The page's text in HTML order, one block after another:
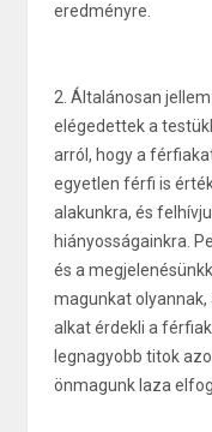
eredményre.
2. Általánosan
elégedettek a
arról, hogy a
egyetlen férfi is
alakunkra, és
hiányosságainkra.
és a
magunkat
alkat érdekli a
legnagyobb titok
önmagunk laza